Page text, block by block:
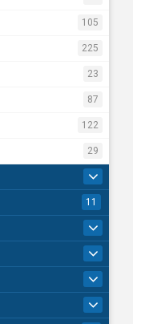
105
225
23
87
122
29
11